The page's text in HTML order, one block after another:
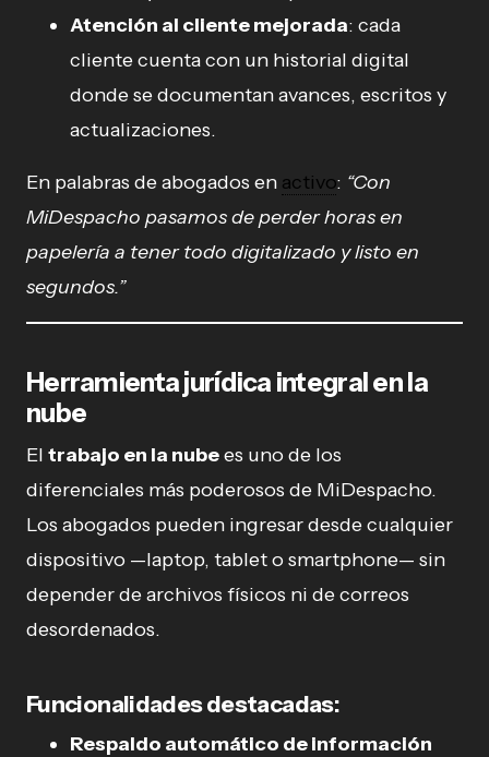
Atención al cliente mejorada: cada
cliente cuenta con un historial digital
donde se documentan avances, escritos y
actualizaciones.
En palabras de abogados en activo: “Con
MiDespacho pasamos de perder horas en
papelería a tener todo digitalizado y listo en
segundos.”
Herramienta jurídica integral en la
nube
El trabajo en la nubees uno de los
diferenciales más poderosos de MiDespacho.
Los abogados pueden ingresar desde cualquier
dispositivo —laptop, tablet o smartphone— sin
depender de archivos físicos ni de correos
desordenados.
Funcionalidades destacadas:
Respaldo automático de información